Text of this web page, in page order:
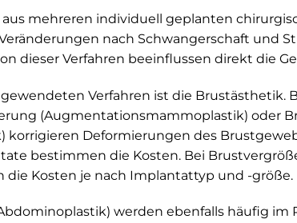
mehreren individuell geplanten
nach Schwangerschaft und
dieser Verfahren beeinflussen direkt die
Verfahren ist die Brustästhetik.
(Augmentationsmammoplastik) oder
Deformierungen des
bestimmen die Kosten. Bei
die Kosten je nach Implantattyp und -größe.
werden ebenfalls häufig im